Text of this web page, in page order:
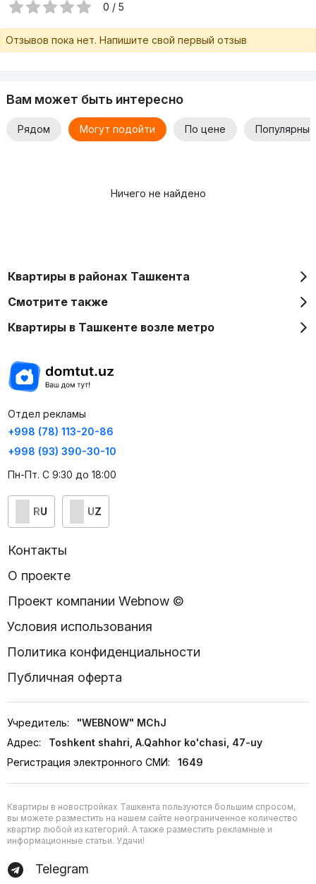
0 / 5
Отзывов пока нет. Напишите свой первый отзыв
Вам может быть интересно
Рядом Могут подойти По цене Популярные
Ничего не найдено
Квартиры в районах Ташкента
Смотрите также
Квартиры в Ташкенте возле метро
Отдел рекламы
+998 (78) 113-20-86
+998 (93) 390-30-10
Пн-Пт. С 9:30 до 18:00
RU UZ
Контакты
О проекте
Проект компании Webnow ©
Условия использования
Политика конфиденциальности
Публичная оферта
Учредитель:
"WEBNOW" MChJ
Адрес:
Toshkent shahri, A.Qahhor ko'chasi, 47-uy
Регистрация электронного СМИ:
1649
Квартиры в новостройках Ташкента пользуются большим спросом,
вы можете разместить на нашем сайте неограниченное количество
квартир любой из категорий. А также разместить рекламные и
информационные статьи. Удачи!
Telegram